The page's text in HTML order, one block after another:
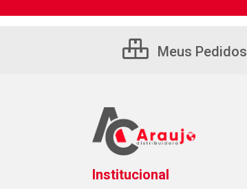
Meus Pedidos
Institucional